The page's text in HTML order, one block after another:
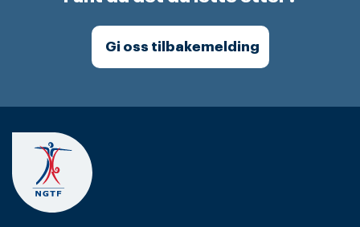
Gi oss tilbakemelding